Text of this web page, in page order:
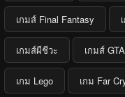
เกมส์ Final Fantasy
เกมส์ผีชีวะ เกมส์ GTA
เกม Lego เกม Far